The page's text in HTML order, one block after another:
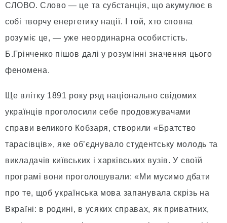
СЛОВО. Слово — це та субстанція, що акумулює в
собі творчу енергетику нації. І той, хто сповна
розуміє це, — уже неординарна особистість.
Б.Грінченко пішов далі у розумінні значення цього
феномена.
Ще влітку 1891 року ряд національно свідомих
українців проголосили себе продовжувачами
справи великого Кобзаря, створили «Братство
тарасівців», яке об’єднувало студентську молодь та
викладачів київських і харківських вузів. У своїй
програмі вони проголошували: «Ми мусимо дбати
про те, щоб українська мова запанувала скрізь на
Вкраїні: в родині, в усяких справах, як приватних,